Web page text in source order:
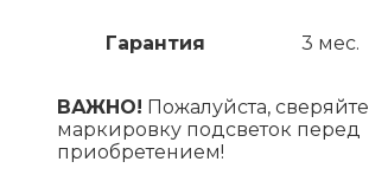
Гарантия 3 мес.
ВАЖНО! Пожалуйста, сверяйте
маркировку подсветок перед
приобретением!